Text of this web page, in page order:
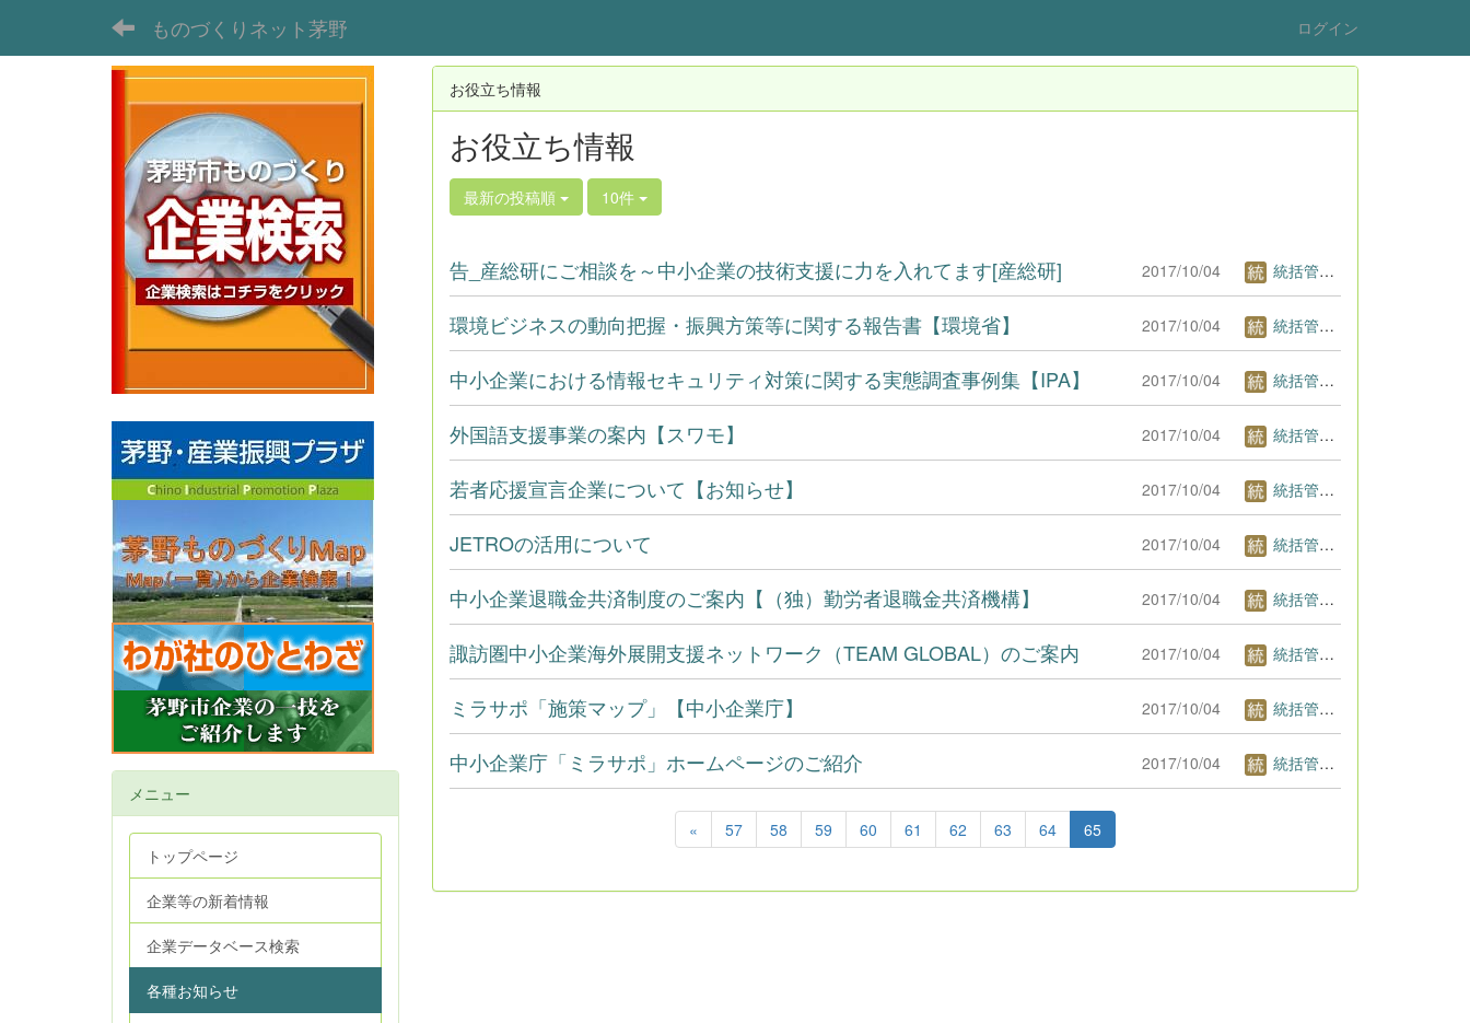
ものづくりネット茅野 ログイン
お役立ち情報
お役立ち情報
最新の投稿順 10件
告_産総研にご相談を～中小企業の技術支援に力を入れてます[産総研] 2017/10/04 統括管理者1
環境ビジネスの動向把握・振興方策等に関する報告書【環境省】 2017/10/04 統括管理者1
中小企業における情報セキュリティ対策に関する実態調査事例集【IPA】 2017/10/04 統括管理者1
外国語支援事業の案内【スワモ】 2017/10/04 統括管理者1
若者応援宣言企業について【お知らせ】 2017/10/04 統括管理者1
JETROの活用について 2017/10/04 統括管理者1
中小企業退職金共済制度のご案内【（独）勤労者退職金共済機構】 2017/10/04 統括管理者1
諏訪圏中小企業海外展開支援ネットワーク（TEAM GLOBAL）のご案内 2017/10/04 統括管理者1
ミラサポ「施策マップ」【中小企業庁】 2017/10/04 統括管理者1
中小企業庁「ミラサポ」ホームページのご紹介 2017/10/04 統括管理者1
« 57 58 59 60 61 62 63 64 65
メニュー
トップページ
企業等の新着情報
企業データベース検索
各種お知らせ